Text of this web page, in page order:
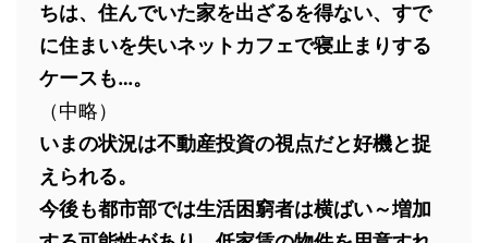
ちは、住んでいた家を出ざるを得ない、すで
に住まいを失いネットカフェで寝止まりする
ケースも…。
（中略）
いまの状況は不動産投資の視点だと好機と捉
えられる。
今後も都市部では生活困窮者は横ばい～増加